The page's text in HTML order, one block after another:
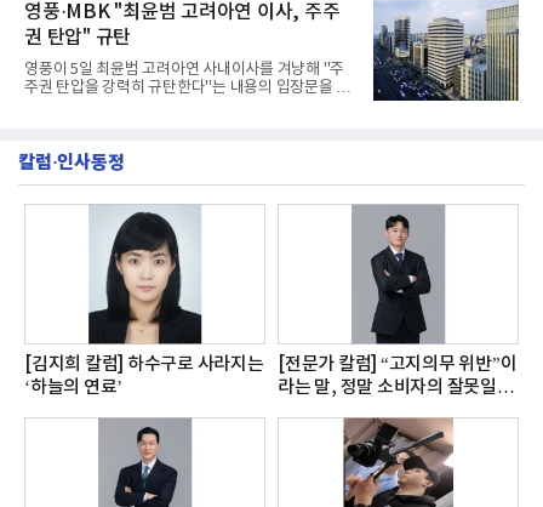
영풍·MBK "최윤범 고려아연 이사, 주주
권 탄압" 규탄
영풍이 5일 최윤범 고려아연 사내이사를 겨냥해 "주
주권 탄압을 강력히 규탄한다"는 내용의 입장문을 발
칼럼·인사동정
[김지희 칼럼] 하수구로 사라지는
‘하늘의 연료’
[전문가 칼럼] “고지의무 위반”이
라는 말, 정말 소비자의 잘못일